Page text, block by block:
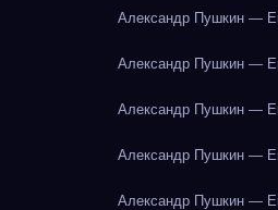
Александр Пушкин —
Александр Пушкин —
Александр Пушкин —
Александр Пушкин —
Александр Пушкин —